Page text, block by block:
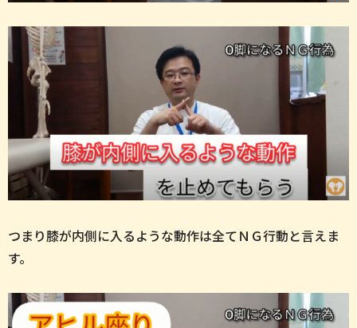
つまり膝が内側に入るような動作は全てＮＧ行動と言えま
す。